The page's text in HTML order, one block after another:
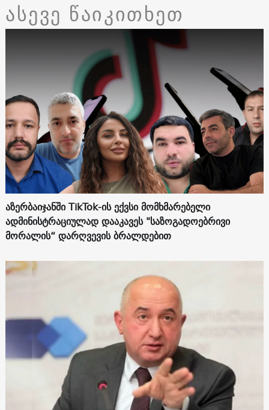
ასევე წაიკითხეთ
აზერბაიჯანში TikTok-ის ექვსი მომხმარებელი
ადმინისტრაციულად დააკავეს "საზოგადოებრივი
მორალის“ დარღვევის ბრალდებით